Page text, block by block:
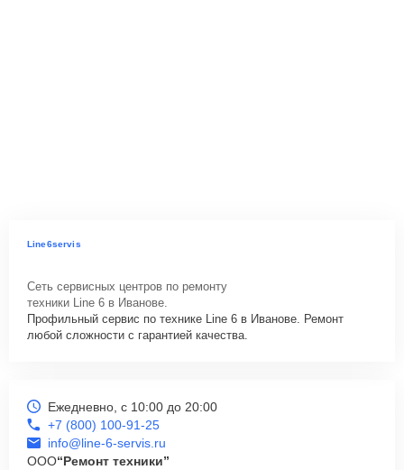
Line6servis
Сеть сервисных центров по ремонту
техники Line 6 в Иванове.
Профильный сервис по технике Line 6 в Иванове. Ремонт
любой сложности с гарантией качества.
Ежедневно, с 10:00 до 20:00
+7 (800) 100-91-25
info@line-6-servis.ru
ООО“Ремонт техники”